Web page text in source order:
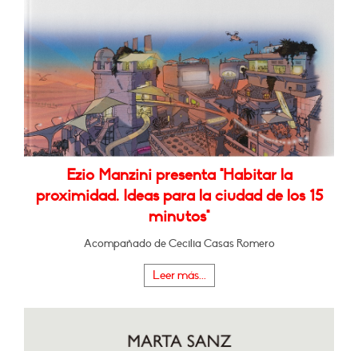
Ezio Manzini presenta "Habitar la
proximidad. Ideas para la ciudad de los 15
minutos"
Acompañado de Cecilia Casas Romero
Leer más...